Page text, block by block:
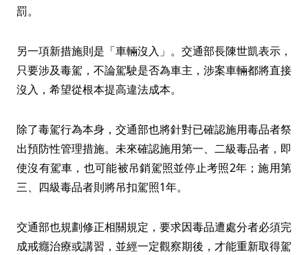
罰。
另一項新措施則是「車輛沒入」。交通部長陳世凱表示，
只要涉及毒駕，不論駕駛是否為車主，涉案車輛都將直接
沒入，希望從根本提高違法成本。
除了毒駕行為本身，交通部也將針對已確認施用毒品者祭
出預防性管理措施。未來確認施用第一、二級毒品者，即
使沒有駕車，也可能被吊銷駕照並停止考照2年；施用第
三、四級毒品者則將吊扣駕照1年。
交通部也規劃修正相關規定，要求因毒品遭處分者必須完
成戒癮治療或講習，並經一定觀察期後，才能重新取得駕